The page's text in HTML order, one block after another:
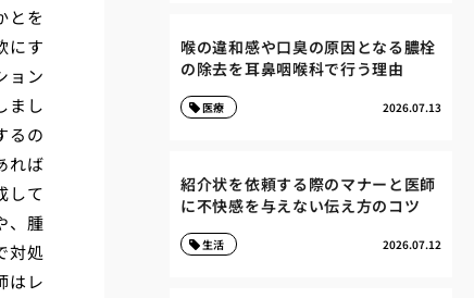
とを
にす
ョン
まし
るの
れば
して
、腫
対処
はレ
喉の違和感や口臭の原因となる膿栓
の除去を耳鼻咽喉科で行う理由
2026.07.13
医療
紹介状を依頼する際のマナーと医師
に不快感を与えない伝え方のコツ
2026.07.12
生活